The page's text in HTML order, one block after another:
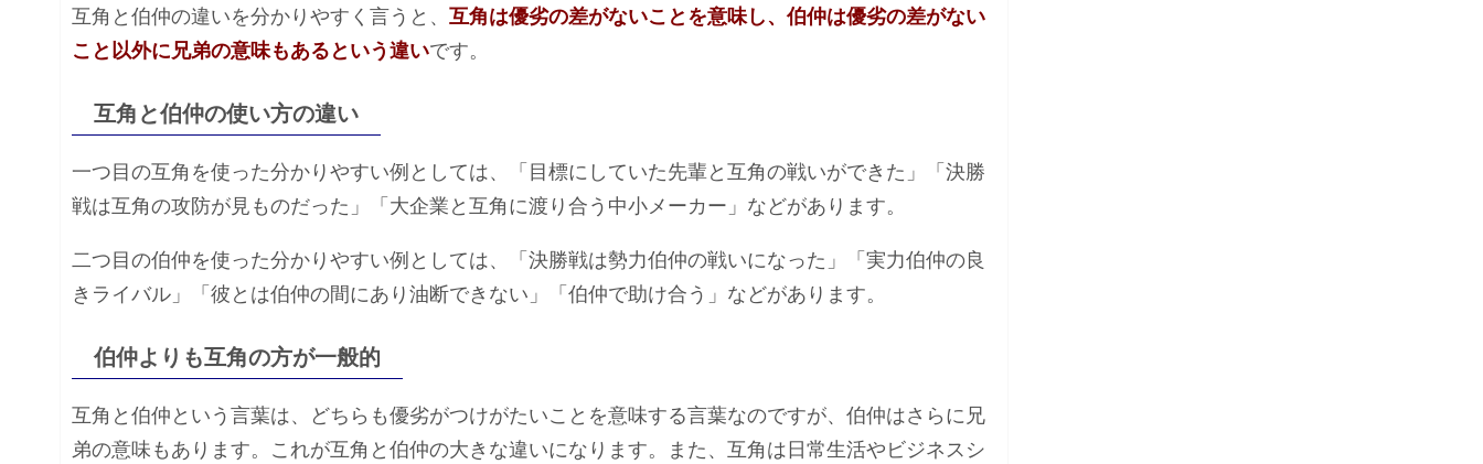
互角と伯仲の違いを分かりやすく言うと、 互角は優劣の差がないことを意味し、伯仲は優劣の差がない
こと以外に兄弟の意味もあるという違いです。
互角と伯仲の使い方の違い
一つ目の互角を使った分かりやすい例としては、「目標にしていた先輩と互角の戦いができた」「決勝
戦は互角の攻防が見ものだった」「大企業と互角に渡り合う中小メーカー」などがあります。
二つ目の伯仲を使った分かりやすい例としては、「決勝戦は勢力伯仲の戦いになった」「実力伯仲の良
きライバル」「彼とは伯仲の間にあり油断できない」「伯仲で助け合う」などがあります。
伯仲よりも互角の方が一般的
互角と伯仲という言葉は、どちらも優劣がつけがたいことを意味する言葉なのですが、伯仲はさらに兄
弟の意味もあります。これが互角と伯仲の大きな違いになります。また、互角は日常生活やビジネスシ